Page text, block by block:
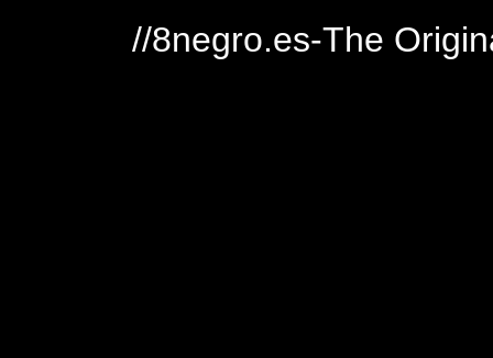
//8negro.es-The